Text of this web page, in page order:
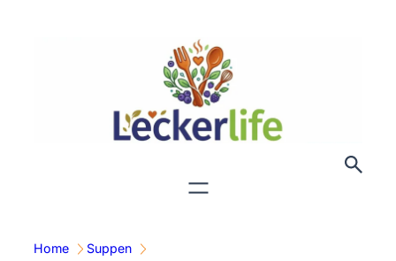
Home
Suppen